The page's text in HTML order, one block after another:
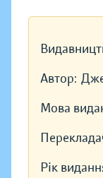
Автор:
Мова
Рік